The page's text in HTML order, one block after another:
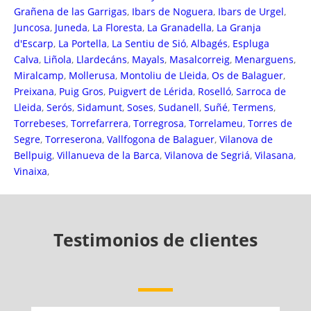
Grañena de las Garrigas, Ibars de Noguera, Ibars de Urgel,
Juncosa, Juneda, La Floresta, La Granadella, La Granja
d'Escarp, La Portella, La Sentiu de Sió, Albagés, Espluga
Calva, Liñola, Llardecáns, Mayals, Masalcorreig, Menarguens,
Miralcamp, Mollerusa, Montoliu de Lleida, Os de Balaguer,
Preixana, Puig Gros, Puigvert de Lérida, Roselló, Sarroca de
Lleida, Serós, Sidamunt, Soses, Sudanell, Suñé, Termens,
Torrebeses, Torrefarrera, Torregrosa, Torrelameu, Torres de
Segre, Torreserona, Vallfogona de Balaguer, Vilanova de
Bellpuig, Villanueva de la Barca, Vilanova de Segriá, Vilasana,
Vinaixa,
Testimonios de clientes